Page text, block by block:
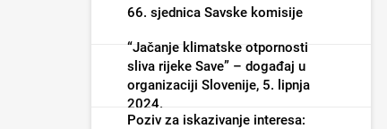
66. sjednica Savske komisije
“Jačanje klimatske otpornosti
sliva rijeke Save” – događaj u
organizaciji Slovenije, 5. lipnja
2024.
Poziv za iskazivanje interesa: